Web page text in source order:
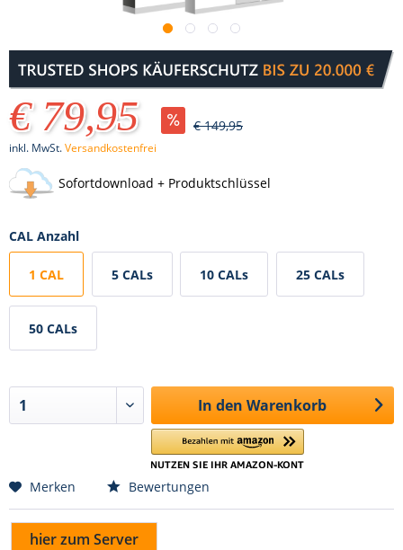
€ 79,95 € 149,95
inkl. MwSt.Versandkostenfrei
Sofortdownload + Produktschlüssel
CAL Anzahl
1 CAL 5 CALs 10 CALs 25 CALs
50 CALs
In den Warenkorb
Merken Bewertungen
hier zum Server